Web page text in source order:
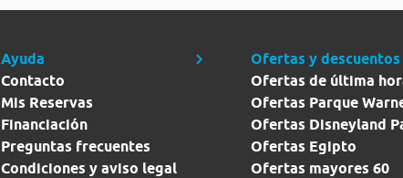
Ayuda
Contacto
Mis Reservas
Financiación
Preguntas frecuentes
Condiciones y aviso legal
Ofertas y descuentos
Ofertas de última
Ofertas Parque
Ofertas Disneyland
Ofertas Egipto
Ofertas mayores 60